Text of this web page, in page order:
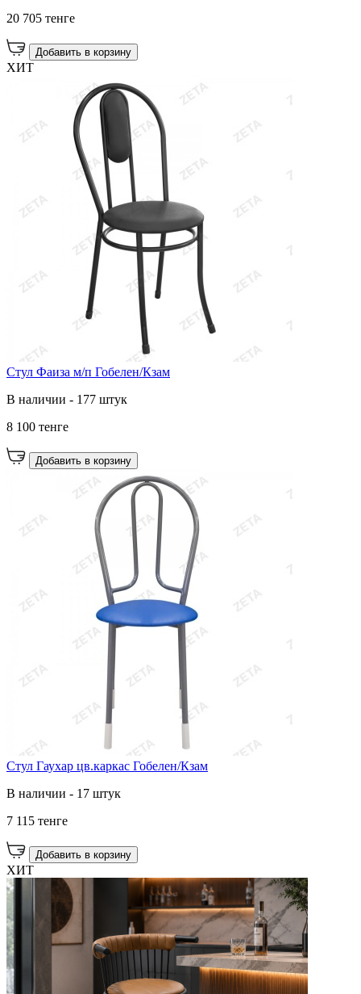
20 705 тенге
Добавить в корзину
ХИТ
Стул Фаиза м/п Гобелен/Кзам
В наличии - 177 штук
8 100 тенге
Добавить в корзину
Стул Гаухар цв.каркас Гобелен/Кзам
В наличии - 17 штук
7 115 тенге
Добавить в корзину
ХИТ